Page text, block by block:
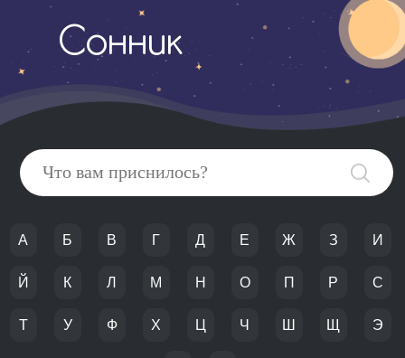
Сонник
А Б В Г Д Е Ж З И
Й К Л М Н О П Р С
Т У Ф Х Ц Ч Ш Щ Э